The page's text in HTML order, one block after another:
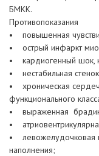
БМКК.
Противопоказания
• повышенная
• острый инфаркт
• кардиогенный шок,
• нестабильная
• хроническая
функционального
• выраженная
•
• левожелудочковая
наполнения;